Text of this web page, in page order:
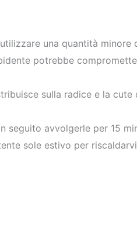
una quantità minore
potrebbe
sulla radice e la
avvolgerle per 15
sole estivo per